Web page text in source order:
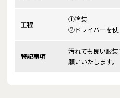
工程
①塗装
②ドライバーを使
特記事項
汚れても良い服
願いいたします。